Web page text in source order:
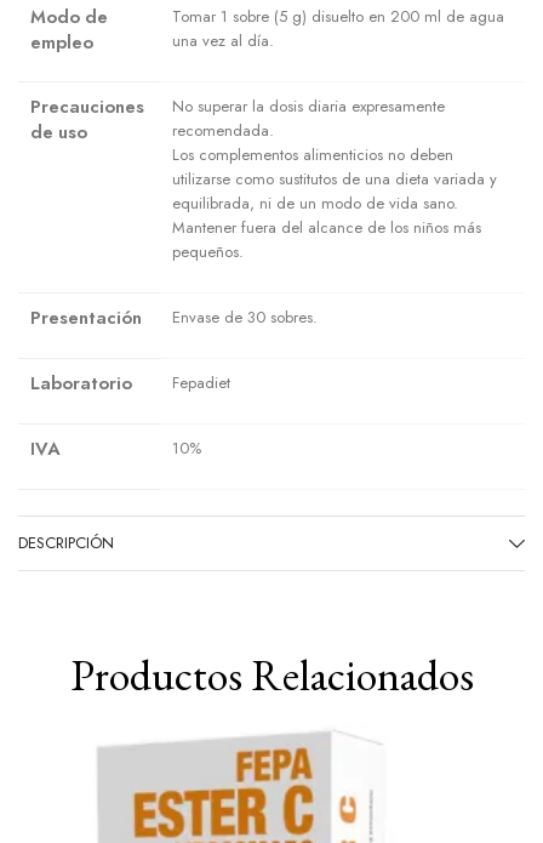
Modo de
empleo
Tomar 1 sobre (5 g) disuelto en 200 ml de agua
una vez al día.
Precauciones
de uso
No superar la dosis diaria expresamente
recomendada.
Los complementos alimenticios no deben
utilizarse como sustitutos de una dieta variada y
equilibrada, ni de un modo de vida sano.
Mantener fuera del alcance de los niños más
pequeños.
Presentación Envase de 30 sobres.
Laboratorio Fepadiet
IVA 10%
DESCRIPCIÓN
Productos Relacionados